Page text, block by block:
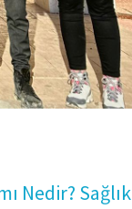
Nedir? Sağlık